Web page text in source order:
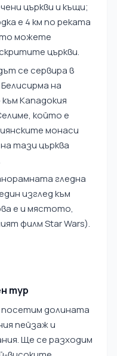
църкви и къщи;
е 4 км по реката
можете
църкви.
се сервира в
на
Кападокия
който е
монаси
тази църква
гледна
изглед към
е и мястото,
филм Star Wars).
тур
посетим долината
пейзаж и
Ще се разходим